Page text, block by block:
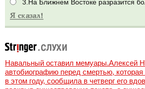
3.На Ближнем Востоке разразится
Навальный оставил мемуары.Алексей
автобиографию перед смертью, которая
в этом году, сообщила в четверг его